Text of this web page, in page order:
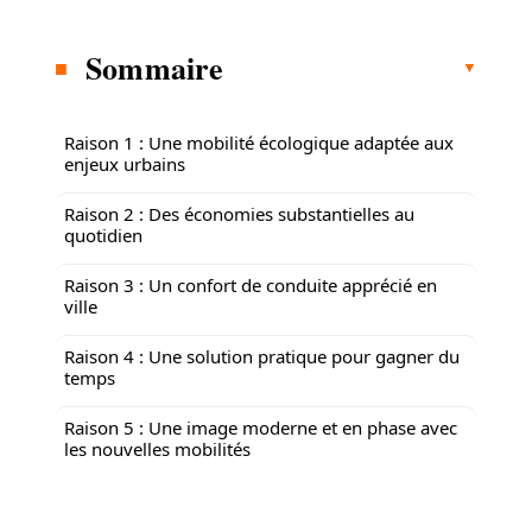
Sommaire
Raison 1 : Une mobilité écologique adaptée aux
enjeux urbains
Raison 2 : Des économies substantielles au
quotidien
Raison 3 : Un confort de conduite apprécié en
ville
Raison 4 : Une solution pratique pour gagner du
temps
Raison 5 : Une image moderne et en phase avec
les nouvelles mobilités